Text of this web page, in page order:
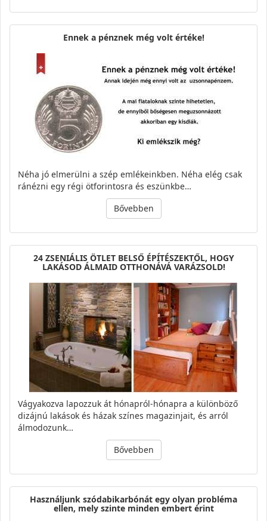
Ennek a pénznek még volt értéke!
Néha jó elmerülni a szép emlékeinkben. Néha elég csak
ránézni egy régi ötforintosra és eszünkbe…
Bővebben
24 ZSENIÁLIS ÖTLET BELSŐ ÉPÍTÉSZEKTŐL, HOGY
LAKÁSOD ÁLMAID OTTHONÁVÁ VARÁZSOLD!
Vágyakozva lapozzuk át hónapról-hónapra a különböző
dizájnú lakások és házak színes magazinjait, és arról
álmodozunk…
Bővebben
Használjunk szódabikarbónát egy olyan probléma
ellen, mely szinte minden embert érint